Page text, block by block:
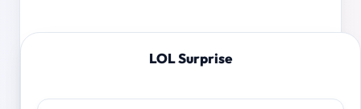
LOL Surprise